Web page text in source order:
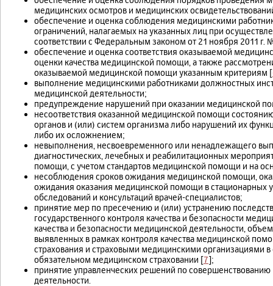
медицинских осмотров и медицинских
обеспечение и оценка соблюдения медицинскими
ограничений, налагаемых на указанных лиц при
соответствии с Федеральным законом от 21 ноября 2011
обеспечение и оценка соответствия оказываемой
оценки качества медицинской помощи, а также
оказываемой медицинской помощи указанным критериям [
выполнение медицинскими работниками должностных
медицинской деятельности;
предупреждение нарушений при оказании медицинской
несоответствия оказанной медицинской помощи
органов и (или) систем организма либо нарушений их
либо их осложнением;
невыполнения, несвоевременного или ненадлежащего
диагностических, лечебных и реабилитационных
помощи, с учетом стандартов медицинской помощи и на
несоблюдения сроков ожидания медицинской помощи,
ожидания оказания медицинской помощи в стационарных
обследований и консультаций врачей-специалистов;
принятие мер по пресечению и (или) устранению
государственного контроля качества и безопасности
качества и безопасности медицинской деятельности,
выявленных в рамках контроля качества медицинской
страхования и страховыми медицинскими организациями в
обязательном медицинском страховании [7];
принятие управленческих решений по
деятельности.